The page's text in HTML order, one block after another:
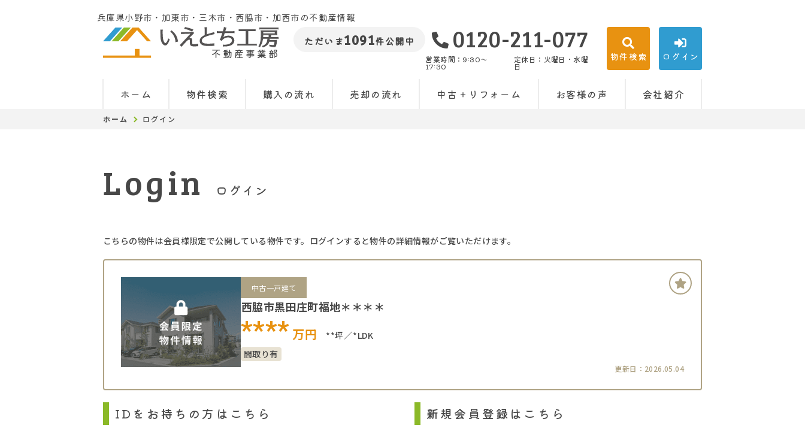
兵庫県小野市・加東市・三木市・西脇市・加西市の不動産情報
ただいま1091件公開中
不動産事業部 0120-211-077
営業時間：9:30〜
17:30
定休日：火曜日・水曜
日
物件検索 ログイン
ホーム 物件検索 購入の流れ 売却の流れ 中古＋リフォーム お客様の声 会社紹介
ホーム ログイン
Login ログイン
こちらの物件は会員様限定で公開している物件です。ログインすると物件の詳細情報がご覧いただけます。
中古一戸建て
西脇市黒田庄町福地＊＊＊＊
**** 万円 **坪
*LDK
間取り有
更新日：2026.05.04
IDをお持ちの方はこちら 新規会員登録はこちら